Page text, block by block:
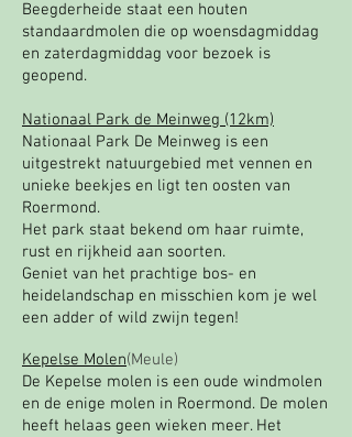
Beegderheide staat een houten
standaardmolen die op woensdagmiddag
en zaterdagmiddag voor bezoek is
geopend.
Nationaal Park de Meinweg (12km)
Nationaal Park De Meinweg is een
uitgestrekt natuurgebied met vennen en
unieke beekjes en ligt ten oosten van
Roermond.
Het park staat bekend om haar ruimte,
rust en rijkheid aan soorten.
Geniet van het prachtige bos- en
heidelandschap en misschien kom je wel
een adder of wild zwijn tegen!
Kepelse Molen(Meule)
De Kepelse molen is een oude windmolen
en de enige molen in Roermond. De molen
heeft helaas geen wieken meer. Het